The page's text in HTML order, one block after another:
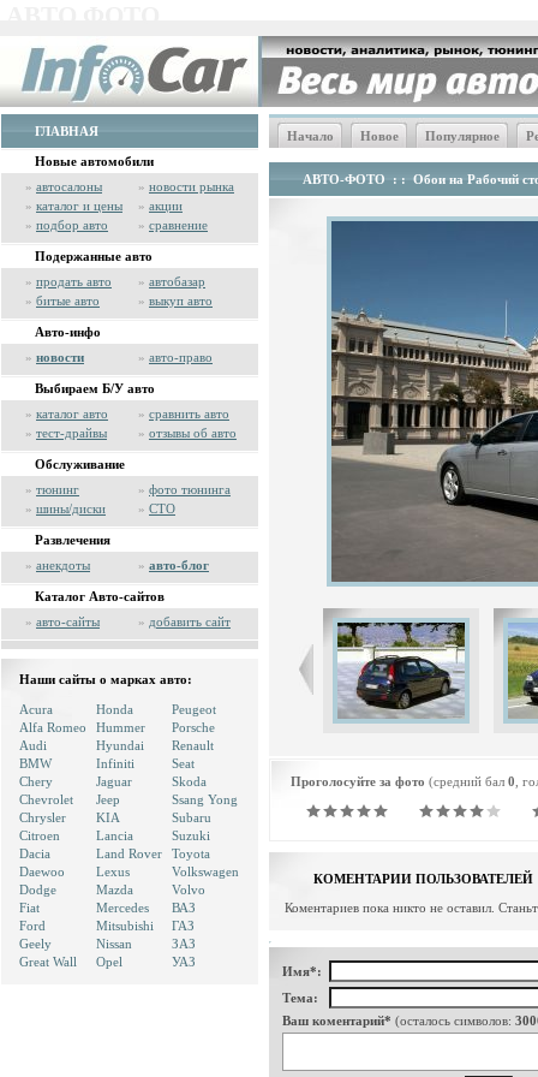
ГЛАВНАЯ
Новые автомобили
» автосалоны » новости рынка
» каталог и цены » акции
» подбор авто » сравнение
Подержанные авто
» продать авто » автобазар
» битые авто » выкуп авто
Авто-инфо
» новости » авто-право
Выбираем Б/У авто
» каталог авто » сравнить авто
» тест-драйвы » отзывы об авто
Обслуживание
» тюнинг » фото тюнинга
» шины/диски » СТО
Развлечения
» анекдоты » авто-блог
Каталог Авто-сайтов
» авто-сайты » добавить сайт
Наши сайты о марках авто:
Acura
Alfa Romeo
Audi
BMW
Chery
Chevrolet
Chrysler
Citroen
Dacia
Daewoo
Dodge
Fiat
Ford
Geely
Great Wall
Honda
Hummer
Hyundai
Infiniti
Jaguar
Jeep
KIA
Lancia
Land Rover
Lexus
Mazda
Mercedes
Mitsubishi
Nissan
Opel
Peugeot
Porsche
Renault
Seat
Skoda
Ssang Yong
Subaru
Suzuki
Toyota
Volkswagen
Volvo
ВАЗ
ГАЗ
ЗАЗ
УАЗ
Начало Новое Популярное
АВТО-ФОТО : : Обои на Рабочий
Проголосуйте за фото (средний бал 0 ,
КОМЕНТАРИИ ПОЛЬЗОВАТЕЛЕЙ
Коментариев пока никто не оставил.
Имя*:
Тема:
Ваш коментарий* (осталось символов: